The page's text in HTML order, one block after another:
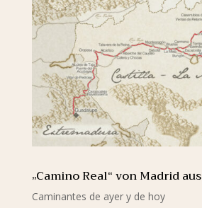
„Camino Real“ von Madrid aus
Caminantes de ayer y de hoy